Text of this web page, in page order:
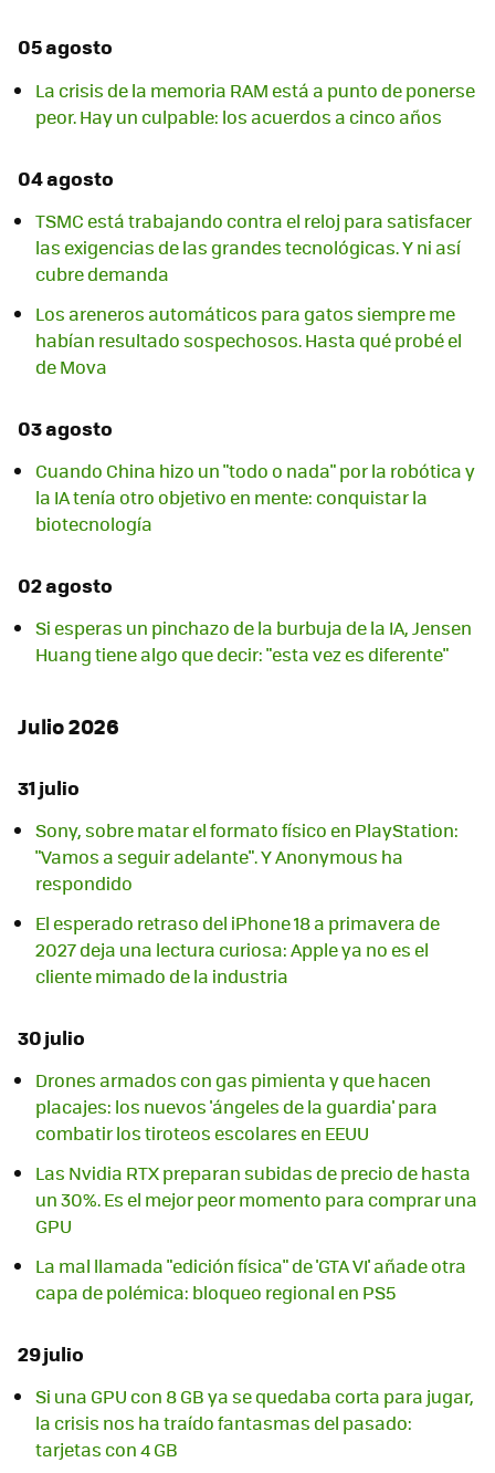
05 agosto
La crisis de la memoria RAM está a punto de ponerse
peor. Hay un culpable: los acuerdos a cinco años
04 agosto
TSMC está trabajando contra el reloj para satisfacer
las exigencias de las grandes tecnológicas. Y ni así
cubre demanda
Los areneros automáticos para gatos siempre me
habían resultado sospechosos. Hasta qué probé el
de Mova
03 agosto
Cuando China hizo un "todo o nada" por la robótica y
la IA tenía otro objetivo en mente: conquistar la
biotecnología
02 agosto
Si esperas un pinchazo de la burbuja de la IA, Jensen
Huang tiene algo que decir: "esta vez es diferente"
Julio 2026
31 julio
Sony, sobre matar el formato físico en PlayStation:
"Vamos a seguir adelante". Y Anonymous ha
respondido
El esperado retraso del iPhone 18 a primavera de
2027 deja una lectura curiosa: Apple ya no es el
cliente mimado de la industria
30 julio
Drones armados con gas pimienta y que hacen
placajes: los nuevos 'ángeles de la guardia' para
combatir los tiroteos escolares en EEUU
Las Nvidia RTX preparan subidas de precio de hasta
un 30%. Es el mejor peor momento para comprar una
GPU
La mal llamada "edición física" de 'GTA VI' añade otra
capa de polémica: bloqueo regional en PS5
29 julio
Si una GPU con 8 GB ya se quedaba corta para jugar,
la crisis nos ha traído fantasmas del pasado:
tarjetas con 4 GB